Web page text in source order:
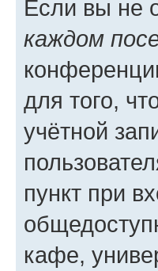
Если вы не
каждом
для того,
учётной
пункт при
кафе,